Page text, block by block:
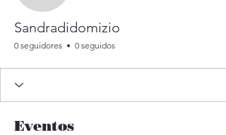
Sandradidomizio
0 seguidores 0 seguidos
Eventos